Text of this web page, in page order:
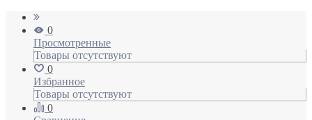
0
Просмотренные
Товары отсутствуют
0
Избранное
Товары отсутствуют
0